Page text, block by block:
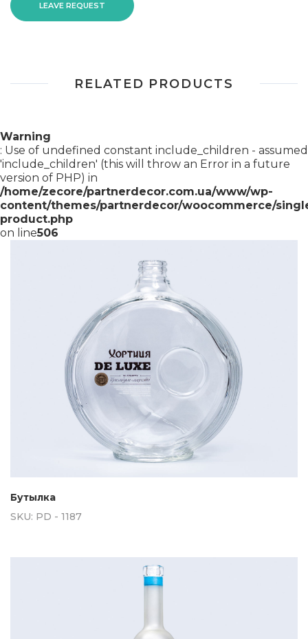
LEAVE REQUEST
RELATED PRODUCTS
Warning
: Use of undefined constant include_children - assumed
'include_children' (this will throw an Error in a future
version of PHP) in
/home/zecore/partnerdecor.com.ua/www/wp-
content/themes/partnerdecor/woocommerce/
product.php
on line506
Бутылка
SKU: PD - 1187